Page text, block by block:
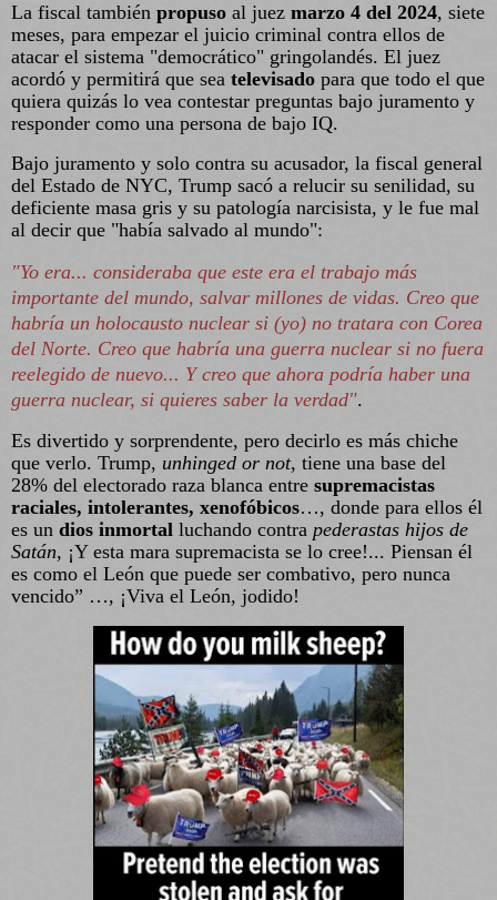
La fiscal también propuso al juez marzo 4 del 2024, siete
meses, para empezar el juicio criminal contra ellos de
atacar el sistema "democrático" gringolandés. El juez
acordó y permitirá que sea televisado para que todo el que
quiera quizás lo vea contestar preguntas bajo juramento y
responder como una persona de bajo IQ.
Bajo juramento y solo contra su acusador, la fiscal general
del Estado de NYC, Trump sacó a relucir su senilidad, su
deficiente masa gris y su patología narcisista, y le fue mal
al decir que "había salvado al mundo":
"Yo era... consideraba que este era el trabajo más
importante del mundo, salvar millones de vidas. Creo que
habría un holocausto nuclear si (yo) no tratara con Corea
del Norte. Creo que habría una guerra nuclear si no fuera
reelegido de nuevo... Y creo que ahora podría haber una
guerra nuclear, si quieres saber la verdad".
Es divertido y sorprendente, pero decirlo es más chiche
que verlo. Trump, unhinged or not, tiene una base del
28% del electorado raza blanca entre supremacistas
raciales, intolerantes, xenofóbicos…, donde para ellos él
es un dios inmortal luchando contra pederastas hijos de
Satán, ¡Y esta mara supremacista se lo cree!... Piensan él
es como el León que puede ser combativo, pero nunca
vencido” …, ¡Viva el León, jodido!